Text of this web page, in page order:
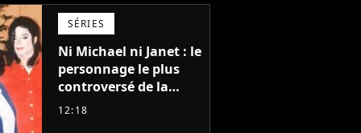
SÉRIES
Ni Michael ni Janet : le
personnage le plus
controversé de la
famille Jackson va
12:18